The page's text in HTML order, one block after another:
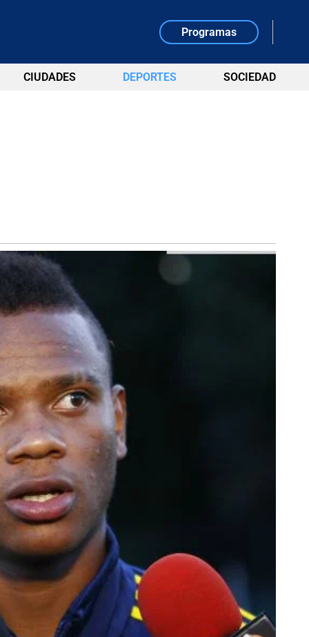
Programas
CIUDADES DEPORTES SOCIEDAD